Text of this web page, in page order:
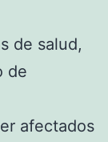
de salud,
de
afectados